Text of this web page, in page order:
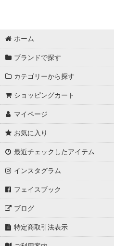
ホーム
ブランドで探す
カテゴリーから探す
ショッピングカート
マイページ
お気に入り
最近チェックしたアイテム
インスタグラム
フェイスブック
ブログ
特定商取引法表示